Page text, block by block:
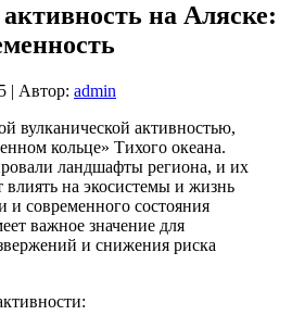
на Аляске:
| Автор: admin
вулканической активностью,
кольце» Тихого океана.
ландшафты региона, и их
влиять на экосистемы и жизнь
и современного состояния
важное значение для
и снижения риска